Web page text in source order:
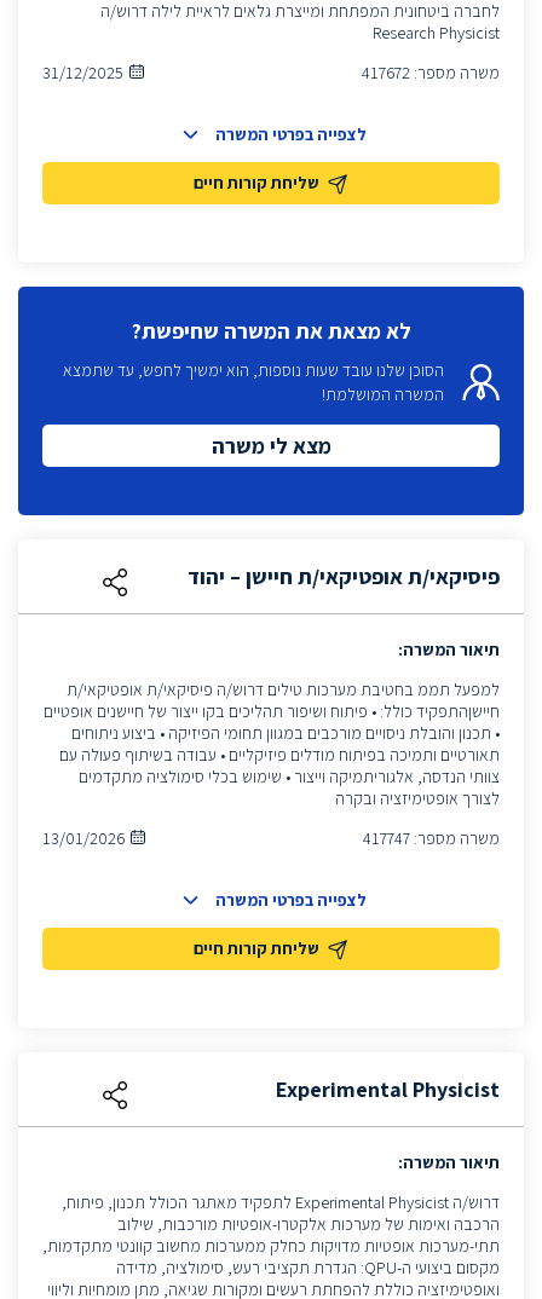
לחברה ביטחונית המפתחת ומייצרת גלאים לראיית לילה דרוש/ה
Research Physicist
משרה מספר: 417672
31/12/2025
שליחת קורות חיים
לצפייה בפרטי המשרה
לא מצאת את המשרה שחיפשת?
הסוכן שלנו עובד שעות נוספות, הוא ימשיך לחפש, עד שתמצא
המשרה המושלמת!
מצא לי משרה
פיסיקאי/ת אופטיקאי/ת חיישן – יהוד
תיאור המשרה:
למפעל תממ בחטיבת מערכות טילים דרוש/ה פיסיקאי/ת אופטיקאי/ת
חיישןהתפקיד כולל: • פיתוח ושיפור תהליכים בקו ייצור של חיישנים אופטיים
• תכנון והובלת ניסויים מורכבים במגוון תחומי הפיזיקה • ביצוע ניתוחים
תאורטיים ותמיכה בפיתוח מודלים פיזיקליים • עבודה בשיתוף פעולה עם
צוותי הנדסה, אלגוריתמיקה וייצור • שימוש בכלי סימולציה מתקדמים
לצורך אופטימיזציה ובקרה
משרה מספר: 417747
13/01/2026
שליחת קורות חיים
לצפייה בפרטי המשרה
Experimental Physicist
תיאור המשרה:
דרוש/ה Experimental Physicist לתפקיד מאתגר הכולל תכנון, פיתוח,
הרכבה ואימות של מערכות אלקטרו-אופטיות מורכבות, שילוב
תתי-מערכות אופטיות מדויקות כחלק ממערכות מחשוב קוונטי מתקדמות,
מקסום ביצועי ה-QPU: הגדרת תקציבי רעש, סימולציה, מדידה
ואופטימיזציה כוללת להפחתת רעשים ומקורות שגיאה, מתן מומחיות וליווי